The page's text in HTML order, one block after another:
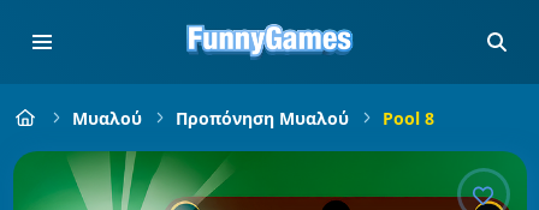
Μυαλού Προπόνηση Μυαλού Pool 8